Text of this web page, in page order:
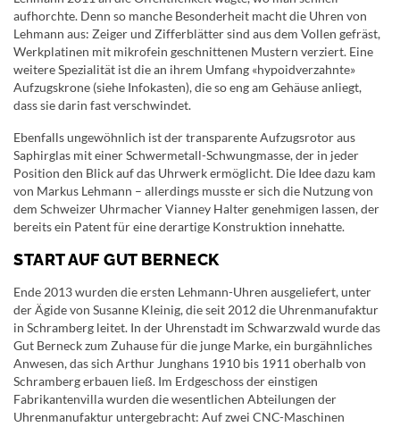
aufhorchte. Denn so manche Besonderheit macht die Uhren von
Lehmann aus: Zeiger und Zifferblätter sind aus dem Vollen gefräst,
Werkplatinen mit mikrofein geschnittenen Mustern verziert. Eine
weitere Spezialität ist die an ihrem Umfang «hypoidverzahnte»
Aufzugskrone (siehe Infokasten), die so eng am Gehäuse anliegt,
dass sie darin fast verschwindet.
Ebenfalls ungewöhnlich ist der transparente Aufzugsrotor aus
Saphirglas mit einer Schwermetall-Schwungmasse, der in jeder
Position den Blick auf das Uhrwerk ermöglicht. Die Idee dazu kam
von Markus Lehmann – allerdings musste er sich die Nutzung von
dem Schweizer Uhrmacher Vianney Halter genehmigen lassen, der
bereits ein Patent für eine derartige Konstruktion innehatte.
START AUF GUT BERNECK
Ende 2013 wurden die ersten Lehmann-Uhren ausgeliefert, unter
der Ägide von Susanne Kleinig, die seit 2012 die Uhrenmanufaktur
in Schramberg leitet. In der Uhrenstadt im Schwarzwald wurde das
Gut Berneck zum Zuhause für die junge Marke, ein burgähnliches
Anwesen, das sich Arthur Junghans 1910 bis 1911 oberhalb von
Schramberg erbauen ließ. Im Erdgeschoss der einstigen
Fabrikantenvilla wurden die wesentlichen Abteilungen der
Uhrenmanufaktur untergebracht: Auf zwei CNC-Maschinen